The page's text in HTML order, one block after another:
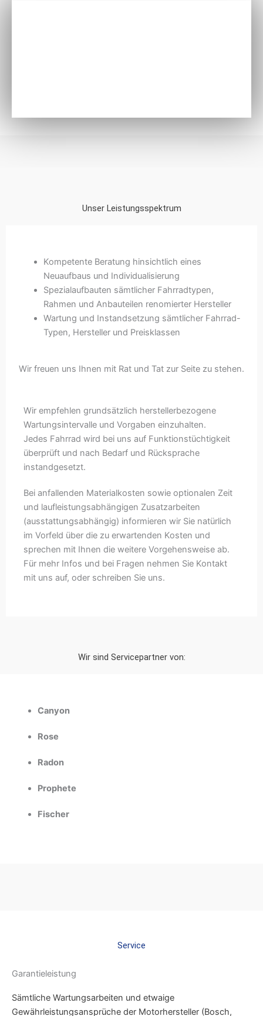
Unser Leistungsspektrum
Kompetente Beratung hinsichtlich eines
Neuaufbaus und Individualisierung
Spezialaufbauten sämtlicher Fahrradtypen,
Rahmen und Anbauteilen renomierter Hersteller
Wartung und Instandsetzung sämtlicher Fahrrad-
Typen, Hersteller und Preisklassen
Wir freuen uns Ihnen mit Rat und Tat zur Seite zu stehen.
Wir empfehlen grundsätzlich herstellerbezogene
Wartungsintervalle und Vorgaben einzuhalten.
Jedes Fahrrad wird bei uns auf Funktionstüchtigkeit
überprüft und nach Bedarf und Rücksprache
instandgesetzt.
Bei anfallenden Materialkosten sowie optionalen Zeit
und laufleistungsabhängigen Zusatzarbeiten
(ausstattungsabhängig) informieren wir Sie natürlich
im Vorfeld über die zu erwartenden Kosten und
sprechen mit Ihnen die weitere Vorgehensweise ab.
Für mehr Infos und bei Fragen nehmen Sie Kontakt
mit uns auf, oder schreiben Sie uns.
Wir sind Servicepartner von:
Canyon
Rose
Radon
Prophete
Fischer
Service
Garantieleistung
Sämtliche Wartungsarbeiten und etwaige
Gewährleistungsansprüche der Motorhersteller (Bosch,